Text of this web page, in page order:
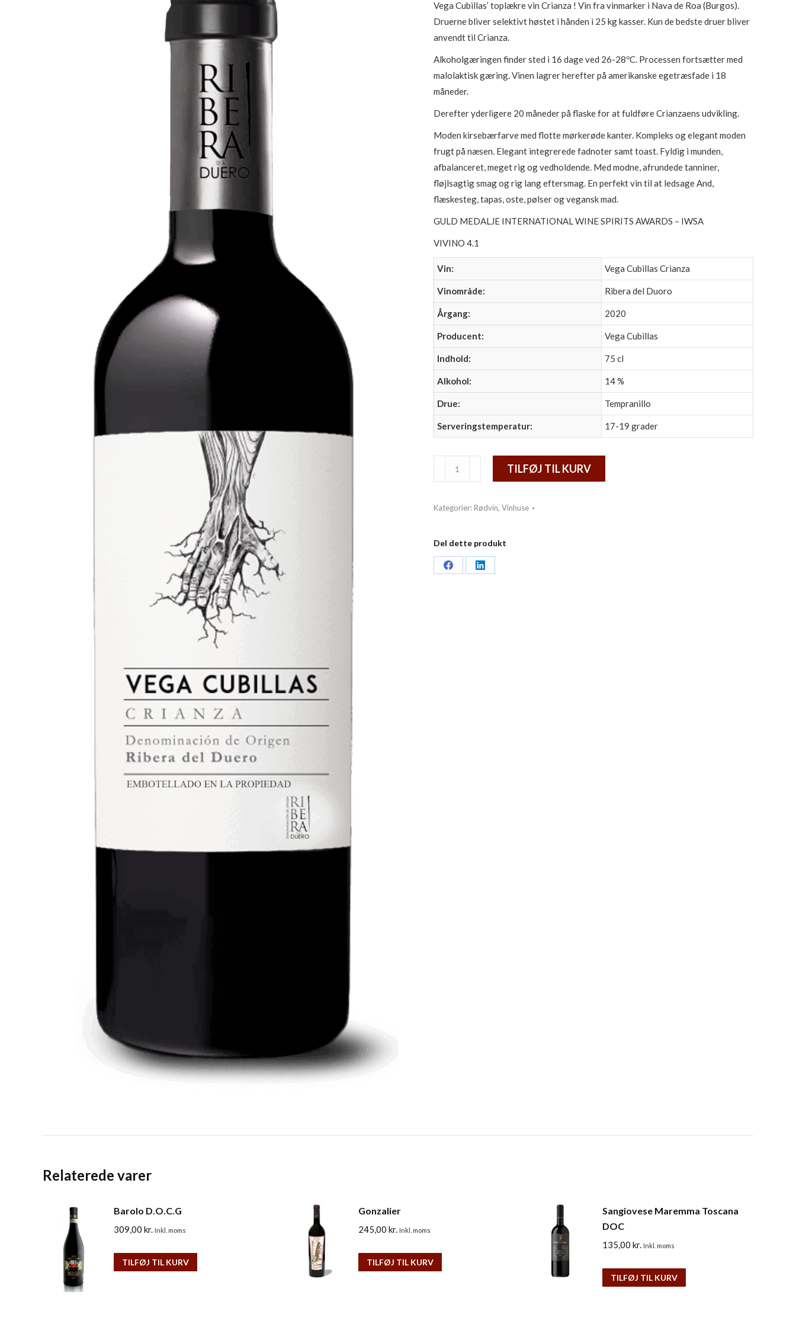
Vega Cubillas’ toplækre vin Crianza ! Vin fra vinmarker i Nava de Roa (Burgos).
Druerne bliver selektivt høstet i hånden i 25 kg kasser. Kun de bedste druer bliver
anvendt til Crianza.
Alkoholgæringen finder sted i 16 dage ved 26-28ºC. Processen fortsætter med
malolaktisk gæring. Vinen lagrer herefter på amerikanske egetræsfade i 18
måneder.
Derefter yderligere 20 måneder på flaske for at fuldføre Crianzaens udvikling.
Moden kirsebærfarve med flotte mørkerøde kanter. Kompleks og elegant moden
frugt på næsen. Elegant integrerede fadnoter samt toast. Fyldig i munden,
afbalanceret, meget rig og vedholdende. Med modne, afrundede tanniner,
fløjlsagtig smag og rig lang eftersmag. En perfekt vin til at ledsage And,
flæskesteg, tapas, oste, pølser og vegansk mad.
GULD MEDALJE INTERNATIONAL WINE SPIRITS AWARDS – IWSA
VIVINO 4.1
Vin: Vega Cubillas Crianza
Vinområde: Ribera del Duoro
Årgang: 2020
Producent: Vega Cubillas
Indhold: 75 cl
Alkohol: 14 %
Drue: Tempranillo
Serveringstemperatur: 17-19 grader
Cubillas
antal
TILFØJ TIL KURV
Kategorier: Rødvin, Vinhuse
Del dette produkt
Share
Share
Relaterede varer
Barolo D.O.C.G
309,00 kr. Inkl. moms
TILFØJ TIL KURV
Gonzalier
245,00 kr. Inkl. moms
TILFØJ TIL KURV
Sangiovese Maremma Toscana
DOC
135,00 kr. Inkl. moms
TILFØJ TIL KURV